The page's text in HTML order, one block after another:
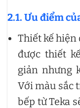
2.1. Ưu điểm
Thiết kế hiện
được thiết
giản nhưng
Với màu sắc
bếp từ Teka